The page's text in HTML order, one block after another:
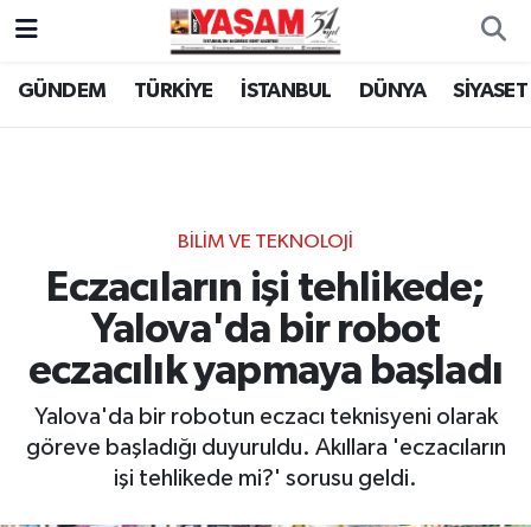
GÜNDEM TÜRKİYE İSTANBUL DÜNYA SİYASET
BİLİM VE TEKNOLOJİ
Eczacıların işi tehlikede;
Yalova'da bir robot
eczacılık yapmaya başladı
Yalova'da bir robotun eczacı teknisyeni olarak
göreve başladığı duyuruldu. Akıllara 'eczacıların
işi tehlikede mi?' sorusu geldi.